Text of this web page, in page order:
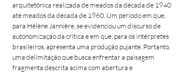
arquitetônica realizada de meados da década de 1940
até meados da década de 1960. Um período em que,
para Hélène Jannière, se evidenciou um discurso de
autonomização da crítica e em que, para os intérpretes
brasileiros, apresenta uma produção pujante. Portanto,
uma delimitação que busca enfrentar a paisagem
fragmenta descrita acima com abertura e